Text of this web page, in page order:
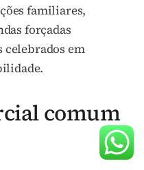
familiares,
forçadas
em
comum